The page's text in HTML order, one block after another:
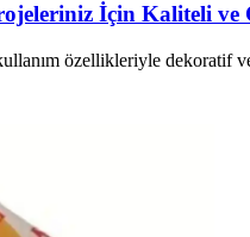
İçin Kaliteli ve
özellikleriyle dekoratif